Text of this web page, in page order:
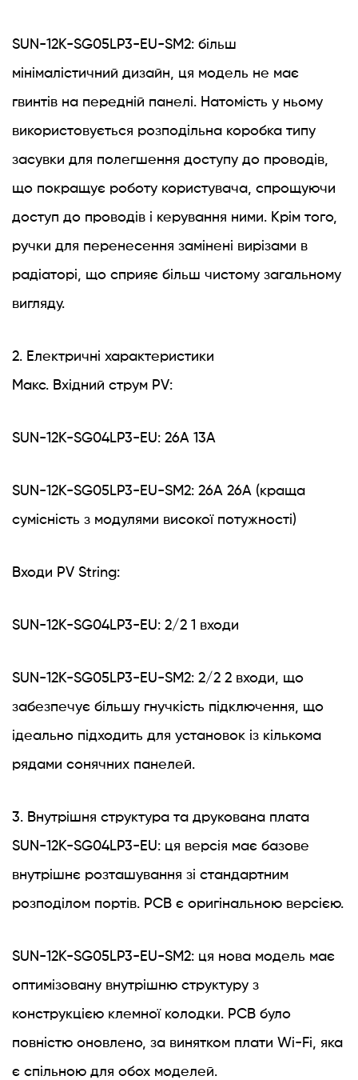
SUN-12K-SG05LP3-EU-SM2: більш
мінімалістичний дизайн, ця модель не має
гвинтів на передній панелі. Натомість у ньому
використовується розподільна коробка типу
засувки для полегшення доступу до проводів,
що покращує роботу користувача, спрощуючи
доступ до проводів і керування ними. Крім того,
ручки для перенесення замінені вирізами в
радіаторі, що сприяє більш чистому загальному
вигляду.
2. Електричні характеристики
Макс. Вхідний струм PV:
SUN-12K-SG04LP3-EU: 26A 13A
SUN-12K-SG05LP3-EU-SM2: 26A 26A (краща
сумісність з модулями високої потужності)
Входи PV String:
SUN-12K-SG04LP3-EU: 2/2 1 входи
SUN-12K-SG05LP3-EU-SM2: 2/2 2 входи, що
забезпечує більшу гнучкість підключення, що
ідеально підходить для установок із кількома
рядами сонячних панелей.
3. Внутрішня структура та друкована плата
SUN-12K-SG04LP3-EU: ця версія має базове
внутрішнє розташування зі стандартним
розподілом портів. PCB є оригінальною версією.
SUN-12K-SG05LP3-EU-SM2: ця нова модель має
оптимізовану внутрішню структуру з
конструкцією клемної колодки. PCB було
повністю оновлено, за винятком плати Wi-Fi, яка
є спільною для обох моделей.